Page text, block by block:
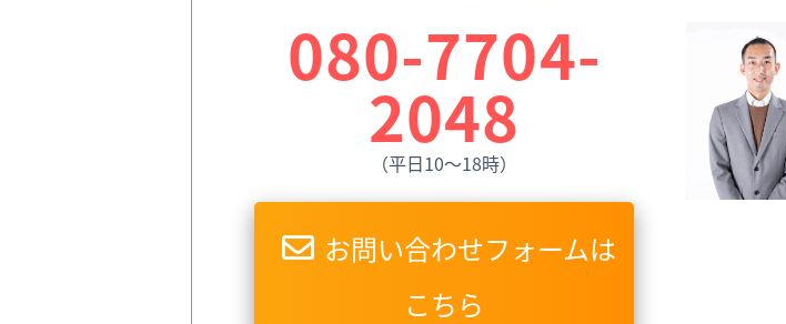
080-7704-
2048
（平日10〜18時）
お問い合わせフォームは
こちら